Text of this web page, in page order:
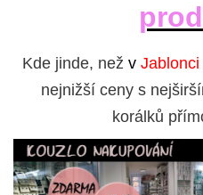
Kde jinde, než v
nejnižší ceny s
korálků